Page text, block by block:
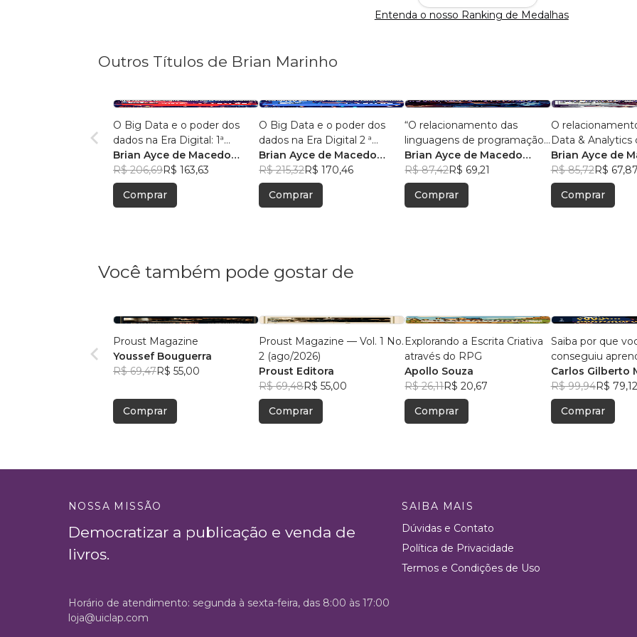
Entenda o nosso Ranking de Medalhas
Outros Títulos de Brian Marinho
O Big Data e o poder dos
dados na Era Digital: 1ª
Edição.
Brian Ayce de Macedo
Marinho
R$ 206,69R$ 163,63
Comprar
O Big Data e o poder dos
dados na Era Digital 2 ª
Edição:
Brian Ayce de Macedo
Marinho
R$ 215,32R$ 170,46
Comprar
“O relacionamento das
linguagens de programação
com o big data e analytics.”
Brian Ayce de Macedo
Marinho
R$ 87,42R$ 69,21
Comprar
O
Data & Analytics
Com 50
respostas.
Brian Ayce de
Marinho
R$ 85,72R$ 67,87
Comprar
Você também pode gostar de
Proust Magazine
Youssef Bouguerra
R$ 69,47R$ 55,00
Comprar
Proust Magazine — Vol. 1 No.
2 (ago/2026)
Proust Editora
R$ 69,48R$ 55,00
Comprar
Explorando a Escrita Criativa
através do RPG
Apollo Souza
R$ 26,11R$ 20,67
Comprar
Saiba por que
conseguiu
português
Carlos Gilberto
Rodrigues
Ferrari
R$ 99,94R$ 79,12
Comprar
NOSSA MISSÃO
Democratizar a publicação e venda de
livros.
SAIBA MAIS
Dúvidas e Contato
Política de Privacidade
Termos e Condições de Uso
Horário de atendimento: segunda à sexta-feira, das 8:00 às 17:00
loja@uiclap.com